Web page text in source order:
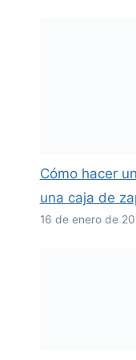
Cómo hacer
una caja de
16 de enero de